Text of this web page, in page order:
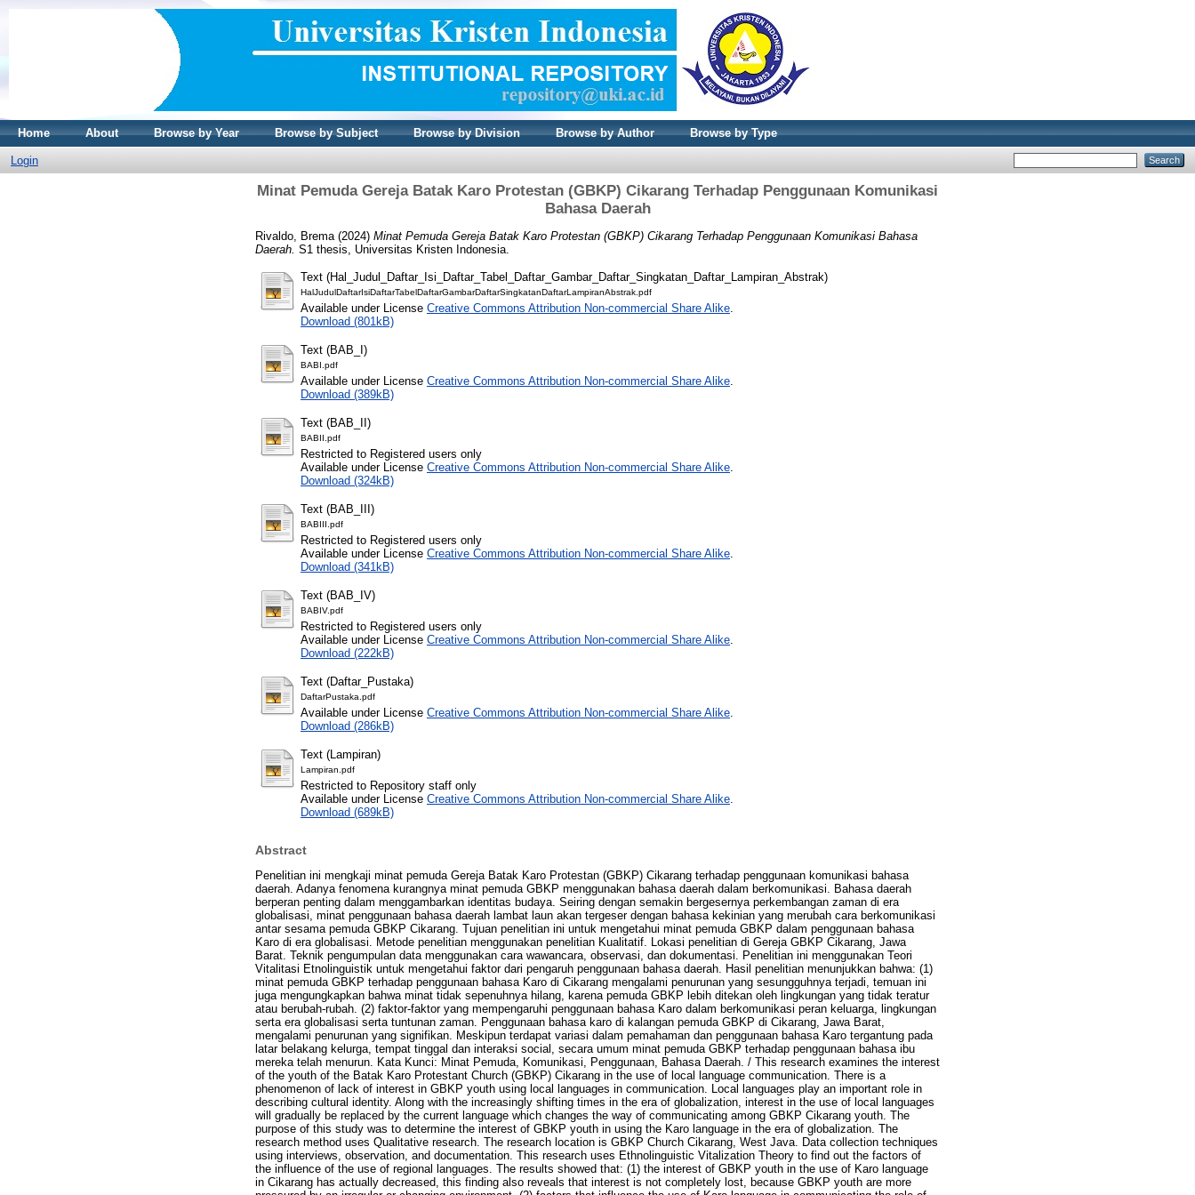
Home About Browse by Year Browse by Subject Browse by Division Browse by Author Browse by Type
Login
Minat Pemuda Gereja Batak Karo Protestan (GBKP) Cikarang Terhadap Penggunaan Komunikasi
Bahasa Daerah
Rivaldo, Brema (2024) Minat Pemuda Gereja Batak Karo Protestan (GBKP) Cikarang Terhadap Penggunaan Komunikasi Bahasa
Daerah. S1 thesis, Universitas Kristen Indonesia.
Text (Hal_Judul_Daftar_Isi_Daftar_Tabel_Daftar_Gambar_Daftar_Singkatan_Daftar_Lampiran_Abstrak)
HalJudulDaftarIsiDaftarTabelDaftarGambarDaftarSingkatanDaftarLampiranAbstrak.pdf
Available under License Creative Commons Attribution Non-commercial Share Alike
Download (801kB)
Text (BAB_I)
BABI.pdf
Available under License Creative Commons Attribution Non-commercial Share Alike
Download (389kB)
Text (BAB_II)
BABII.pdf
Restricted to Registered users only
Available under License Creative Commons Attribution Non-commercial Share Alike
Download (324kB)
Text (BAB_III)
BABIII.pdf
Restricted to Registered users only
Available under License Creative Commons Attribution Non-commercial Share Alike
Download (341kB)
Text (BAB_IV)
BABIV.pdf
Restricted to Registered users only
Available under License Creative Commons Attribution Non-commercial Share Alike
Download (222kB)
Text (Daftar_Pustaka)
DaftarPustaka.pdf
Available under License Creative Commons Attribution Non-commercial Share Alike
Download (286kB)
Text (Lampiran)
Lampiran.pdf
Restricted to Repository staff only
Available under License Creative Commons Attribution Non-commercial Share Alike
Download (689kB)
Abstract
Penelitian ini mengkaji minat pemuda Gereja Batak Karo Protestan (GBKP) Cikarang terhadap penggunaan komunikasi bahasa
daerah. Adanya fenomena kurangnya minat pemuda GBKP menggunakan bahasa daerah dalam berkomunikasi. Bahasa daerah
berperan penting dalam menggambarkan identitas budaya. Seiring dengan semakin bergesernya perkembangan zaman di era
globalisasi, minat penggunaan bahasa daerah lambat laun akan tergeser dengan bahasa kekinian yang merubah cara berkomunikasi
antar sesama pemuda GBKP Cikarang. Tujuan penelitian ini untuk mengetahui minat pemuda GBKP dalam penggunaan bahasa
Karo di era globalisasi. Metode penelitian menggunakan penelitian Kualitatif. Lokasi penelitian di Gereja GBKP Cikarang, Jawa
Barat. Teknik pengumpulan data menggunakan cara wawancara, observasi, dan dokumentasi. Penelitian ini menggunakan Teori
Vitalitasi Etnolinguistik untuk mengetahui faktor dari pengaruh penggunaan bahasa daerah. Hasil penelitian menunjukkan bahwa: (1)
minat pemuda GBKP terhadap penggunaan bahasa Karo di Cikarang mengalami penurunan yang sesungguhnya terjadi, temuan ini
juga mengungkapkan bahwa minat tidak sepenuhnya hilang, karena pemuda GBKP lebih ditekan oleh lingkungan yang tidak teratur
atau berubah-rubah. (2) faktor-faktor yang mempengaruhi penggunaan bahasa Karo dalam berkomunikasi peran keluarga, lingkungan
serta era globalisasi serta tuntunan zaman. Penggunaan bahasa karo di kalangan pemuda GBKP di Cikarang, Jawa Barat,
mengalami penurunan yang signifikan. Meskipun terdapat variasi dalam pemahaman dan penggunaan bahasa Karo tergantung pada
latar belakang kelurga, tempat tinggal dan interaksi social, secara umum minat pemuda GBKP terhadap penggunaan bahasa ibu
mereka telah menurun. Kata Kunci: Minat Pemuda, Komunikasi, Penggunaan, Bahasa Daerah. / This research examines the interest
of the youth of the Batak Karo Protestant Church (GBKP) Cikarang in the use of local language communication. There is a
phenomenon of lack of interest in GBKP youth using local languages in communication. Local languages play an important role in
describing cultural identity. Along with the increasingly shifting times in the era of globalization, interest in the use of local languages
will gradually be replaced by the current language which changes the way of communicating among GBKP Cikarang youth. The
purpose of this study was to determine the interest of GBKP youth in using the Karo language in the era of globalization. The
research method uses Qualitative research. The research location is GBKP Church Cikarang, West Java. Data collection techniques
using interviews, observation, and documentation. This research uses Ethnolinguistic Vitalization Theory to find out the factors of
the influence of the use of regional languages. The results showed that: (1) the interest of GBKP youth in the use of Karo language
in Cikarang has actually decreased, this finding also reveals that interest is not completely lost, because GBKP youth are more